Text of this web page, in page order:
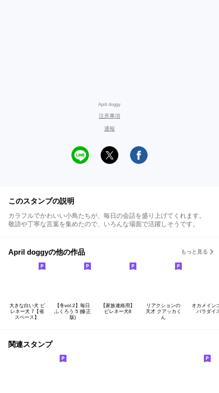
April doggy
注意事項
通報
このスタンプの説明
カラフルでかわいい小鳥たちが、毎日の会話を盛り上げてくれます。
敬語や丁寧な言葉を集めたので、いろんな場面で活躍しそうです。
April doggyの他の作品 もっと見る
大きな白い犬 ピ
レネー犬 7【省
スペース】
【冬vol.2】毎日
ふくろう 5 (修正
版)
【家族連絡用】
ピレネー犬8
リアクションの
天才 クアッカく
ん
オカメイン
パラダイ
関連スタンプ